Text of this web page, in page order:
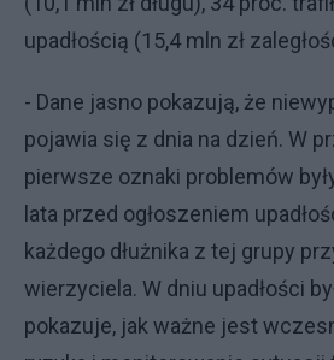
upadłością (15,4 mln zł
- Dane jasno pokazują, że
pojawia się z dnia na dzień. W
pierwsze oznaki problemów
lata przed ogłoszeniem
każdego dłużnika z tej grupy
wierzyciela. W dniu upadłości
pokazuje, jak ważne jest